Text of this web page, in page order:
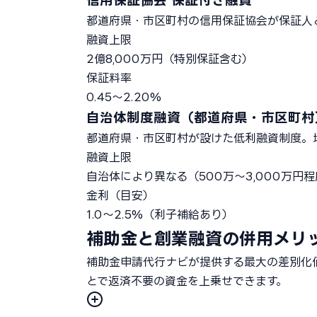
都道府県・市区町村の信用保証協会が保証
融資上限
2億8,000万円（特別保証含む）
保証料率
0.45〜2.20%
自治体制度融資（都道府県・市区町
都道府県・市区町村が設けた低利融資制度
融資上限
自治体により異なる（500万〜3,000万円程
金利（目安）
1.0〜2.5%（利子補給あり）
補助金と創業融資の併用メリ
補助金申請代行ナビが提供する最大の差別化
とで返済不要の資金を上乗せできます。